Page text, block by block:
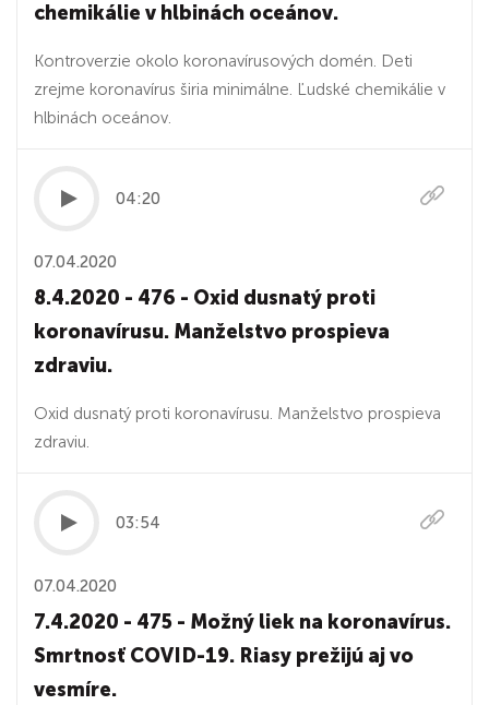
chemikálie v hlbinách oceánov.
Kontroverzie okolo koronavírusových domén. Deti
zrejme koronavírus širia minimálne. Ľudské chemikálie v
hlbinách oceánov.
04:20
07.04.2020
8.4.2020 - 476 - Oxid dusnatý proti
koronavírusu. Manželstvo prospieva
zdraviu.
Oxid dusnatý proti koronavírusu. Manželstvo prospieva
zdraviu.
03:54
07.04.2020
7.4.2020 - 475 - Možný liek na koronavírus.
Smrtnosť COVID-19. Riasy prežijú aj vo
vesmíre.